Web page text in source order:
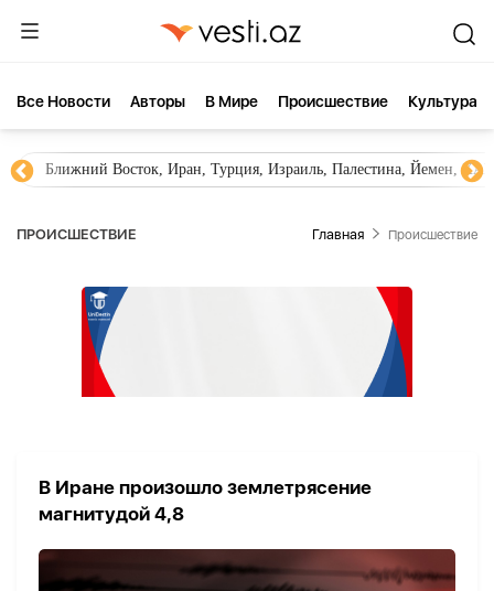
Все Новости Aвторы В Мире Происшествие Культура
Ближний Восток, Иран, Турция, Израиль, Палестина, Йемен,
ПРОИСШЕСТВИЕ Главная Происшествие
В Иране произошло землетрясение
магнитудой 4,8